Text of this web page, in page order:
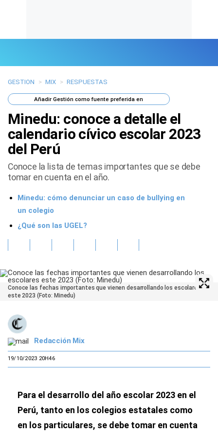
Últimas Noticias
Mi Bolsillo
Respuestas
Gente
Tendencias Mix
GESTION > MIX > RESPUESTAS
AñadirGestión como fuente preferida en
Minedu: conoce a detalle el
calendario cívico escolar 2023
del Perú
Conoce la lista de temas importantes que se debe
tomar en cuenta en el año.
Minedu: cómo denunciar un caso de bullying en
un colegio
¿Qué son las UGEL?
Conoce las fechas importantes que vienen desarrollando los escolares
este 2023 (Foto: Minedu)
Redacción Mix
19/10/2023 20H46
Para el desarrollo del año escolar 2023 en el
Perú, tanto en los colegios estatales como
en los particulares, se debe tomar en cuenta